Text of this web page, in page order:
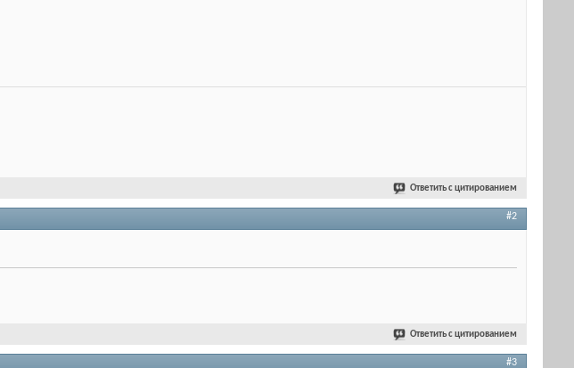
Ответить с цитированием
#2
Ответить с цитированием
#3